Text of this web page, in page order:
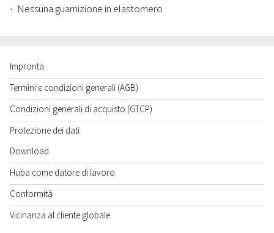
Nessuna guarnizione in elastomero
Impronta
Termini e condizioni generali (AGB)
Condizioni generali di acquisto (GTCP)
Protezione dei dati
Download
Huba come datore di lavoro
Conformità
Vicinanza al cliente globale